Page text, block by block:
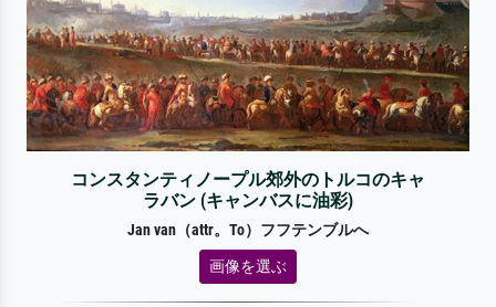
コンスタンティノープル郊外のトルコのキャ
ラバン (キャンバスに油彩)
Jan van（attr。To）フフテンブルへ
画像を選ぶ